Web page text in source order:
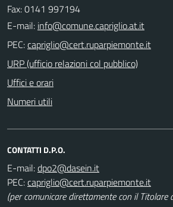
Fax: 0141 997194
E-mail:
PEC:
URP (ufficio relazioni col pubblico)
Uffici e orari
Numeri utili
CONTATTI D.P.O.
E-mail:
PEC:
(per comunicare direttamente con il